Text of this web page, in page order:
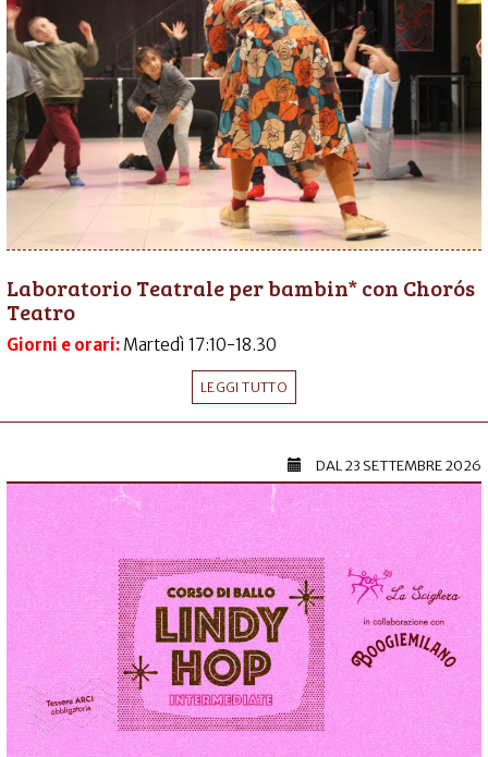
Laboratorio Teatrale per bambin* con Chorós
Teatro
Giorni e orari: Martedì 17:10-18.30
LEGGI TUTTO
DAL23 SETTEMBRE 2026